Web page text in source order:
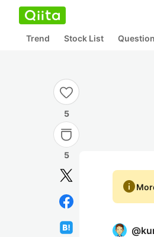
Trend Stock List Question
5
5
info
@